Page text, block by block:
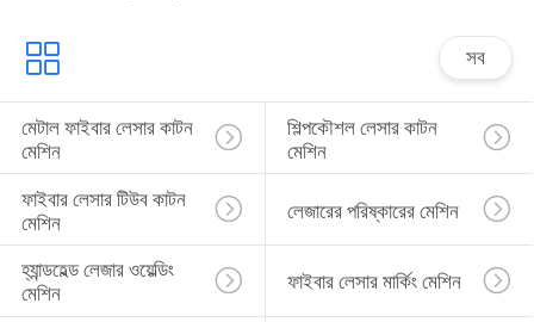
সব
মেটাল ফাইবার লেসার কাটন
মেশিন
শিল্পকৌশল লেসার কাটন
মেশিন
ফাইবার লেসার টিউব কাটন
মেশিন
লেজারের পরিষ্কারের মেশিন
হ্যান্ডহেল্ড লেজার ওয়েল্ডিং
মেশিন
ফাইবার লেসার মার্কিং মেশিন